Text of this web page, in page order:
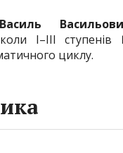
І–ІІІ
циклу.